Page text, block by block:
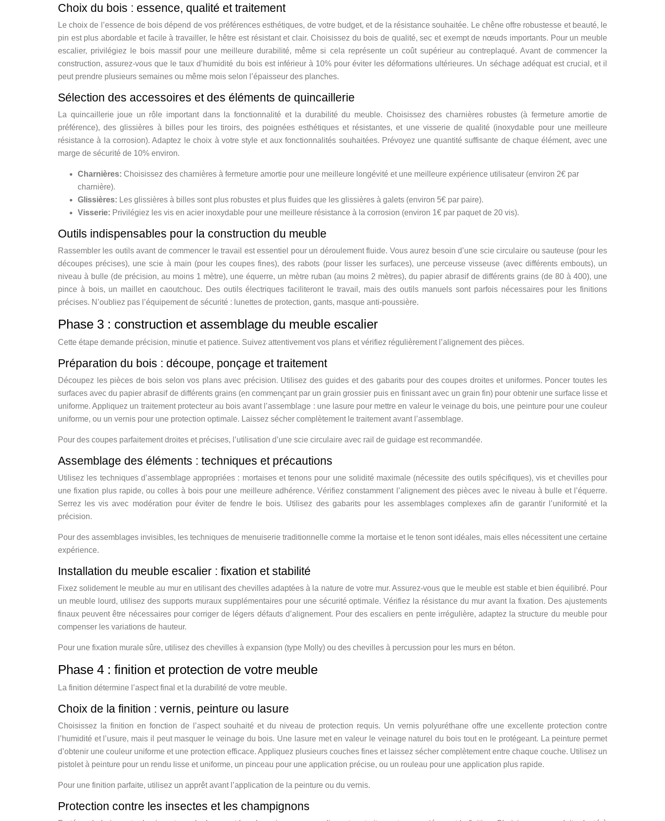
Choix du bois : essence, qualité et traitement
Le choix de l’essence de bois dépend de vos préférences esthétiques, de votre budget, et de la résistance souhaitée. Le chêne offre robustesse et beauté, le
pin est plus abordable et facile à travailler, le hêtre est résistant et clair. Choisissez du bois de qualité, sec et exempt de nœuds importants. Pour un meuble
escalier, privilégiez le bois massif pour une meilleure durabilité, même si cela représente un coût supérieur au contreplaqué. Avant de commencer la
construction, assurez-vous que le taux d’humidité du bois est inférieur à 10% pour éviter les déformations ultérieures. Un séchage adéquat est crucial, et il
peut prendre plusieurs semaines ou même mois selon l’épaisseur des planches.
Sélection des accessoires et des éléments de quincaillerie
La quincaillerie joue un rôle important dans la fonctionnalité et la durabilité du meuble. Choisissez des charnières robustes (à fermeture amortie de
préférence), des glissières à billes pour les tiroirs, des poignées esthétiques et résistantes, et une visserie de qualité (inoxydable pour une meilleure
résistance à la corrosion). Adaptez le choix à votre style et aux fonctionnalités souhaitées. Prévoyez une quantité suffisante de chaque élément, avec une
marge de sécurité de 10% environ.
Charnières: Choisissez des charnières à fermeture amortie pour une meilleure longévité et une meilleure expérience utilisateur (environ 2€ par
charnière).
Glissières: Les glissières à billes sont plus robustes et plus fluides que les glissières à galets (environ 5€ par paire).
Visserie: Privilégiez les vis en acier inoxydable pour une meilleure résistance à la corrosion (environ 1€ par paquet de 20 vis).
Outils indispensables pour la construction du meuble
Rassembler les outils avant de commencer le travail est essentiel pour un déroulement fluide. Vous aurez besoin d’une scie circulaire ou sauteuse (pour les
découpes précises), une scie à main (pour les coupes fines), des rabots (pour lisser les surfaces), une perceuse visseuse (avec différents embouts), un
niveau à bulle (de précision, au moins 1 mètre), une équerre, un mètre ruban (au moins 2 mètres), du papier abrasif de différents grains (de 80 à 400), une
pince à bois, un maillet en caoutchouc. Des outils électriques faciliteront le travail, mais des outils manuels sont parfois nécessaires pour les finitions
précises. N’oubliez pas l’équipement de sécurité : lunettes de protection, gants, masque anti-poussière.
Phase 3 : construction et assemblage du meuble escalier
Cette étape demande précision, minutie et patience. Suivez attentivement vos plans et vérifiez régulièrement l’alignement des pièces.
Préparation du bois : découpe, ponçage et traitement
Découpez les pièces de bois selon vos plans avec précision. Utilisez des guides et des gabarits pour des coupes droites et uniformes. Poncer toutes les
surfaces avec du papier abrasif de différents grains (en commençant par un grain grossier puis en finissant avec un grain fin) pour obtenir une surface lisse et
uniforme. Appliquez un traitement protecteur au bois avant l’assemblage : une lasure pour mettre en valeur le veinage du bois, une peinture pour une couleur
uniforme, ou un vernis pour une protection optimale. Laissez sécher complètement le traitement avant l’assemblage.
Pour des coupes parfaitement droites et précises, l’utilisation d’une scie circulaire avec rail de guidage est recommandée.
Assemblage des éléments : techniques et précautions
Utilisez les techniques d’assemblage appropriées : mortaises et tenons pour une solidité maximale (nécessite des outils spécifiques), vis et chevilles pour
une fixation plus rapide, ou colles à bois pour une meilleure adhérence. Vérifiez constamment l’alignement des pièces avec le niveau à bulle et l’équerre.
Serrez les vis avec modération pour éviter de fendre le bois. Utilisez des gabarits pour les assemblages complexes afin de garantir l’uniformité et la
précision.
Pour des assemblages invisibles, les techniques de menuiserie traditionnelle comme la mortaise et le tenon sont idéales, mais elles nécessitent une certaine
expérience.
Installation du meuble escalier : fixation et stabilité
Fixez solidement le meuble au mur en utilisant des chevilles adaptées à la nature de votre mur. Assurez-vous que le meuble est stable et bien équilibré. Pour
un meuble lourd, utilisez des supports muraux supplémentaires pour une sécurité optimale. Vérifiez la résistance du mur avant la fixation. Des ajustements
finaux peuvent être nécessaires pour corriger de légers défauts d’alignement. Pour des escaliers en pente irrégulière, adaptez la structure du meuble pour
compenser les variations de hauteur.
Pour une fixation murale sûre, utilisez des chevilles à expansion (type Molly) ou des chevilles à percussion pour les murs en béton.
Phase 4 : finition et protection de votre meuble
La finition détermine l’aspect final et la durabilité de votre meuble.
Choix de la finition : vernis, peinture ou lasure
Choisissez la finition en fonction de l’aspect souhaité et du niveau de protection requis. Un vernis polyuréthane offre une excellente protection contre
l’humidité et l’usure, mais il peut masquer le veinage du bois. Une lasure met en valeur le veinage naturel du bois tout en le protégeant. La peinture permet
d’obtenir une couleur uniforme et une protection efficace. Appliquez plusieurs couches fines et laissez sécher complètement entre chaque couche. Utilisez un
pistolet à peinture pour un rendu lisse et uniforme, un pinceau pour une application précise, ou un rouleau pour une application plus rapide.
Pour une finition parfaite, utilisez un apprêt avant l’application de la peinture ou du vernis.
Protection contre les insectes et les champignons